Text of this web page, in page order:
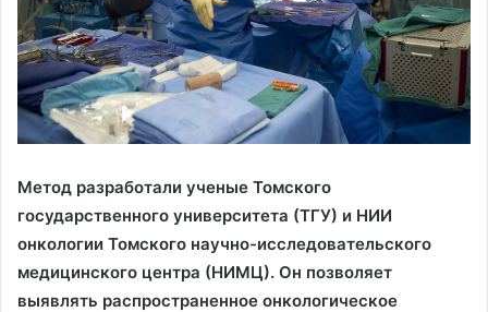
Метод разработали ученые Томского
государственного университета (ТГУ) и НИИ
онкологии Томского научно-исследовательского
медицинского центра (НИМЦ). Он позволяет
выявлять распространенное онкологическое